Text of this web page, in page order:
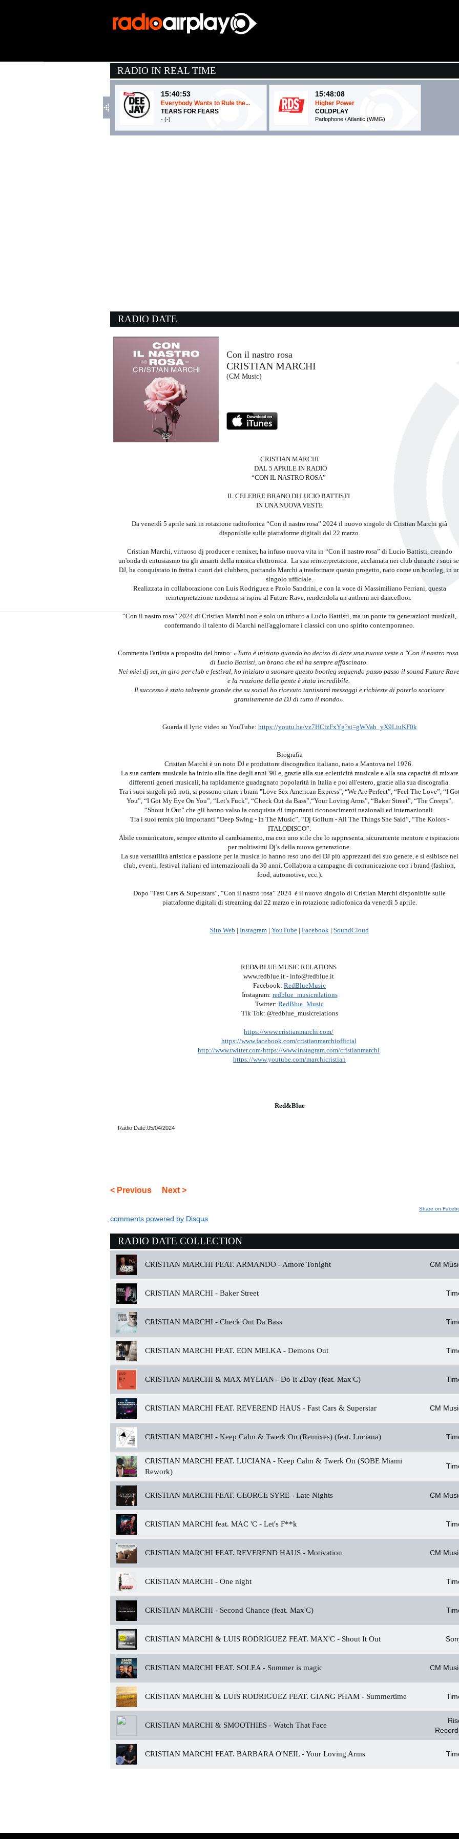
RADIO IN REAL TIME
15:40:53
Everybody Wants to Rule the...
TEARS FOR FEARS
- (-)
15:48:08
Higher Power
COLDPLAY
Parlophone / Atlantic (WMG)
15:48:46
WHO
- (-)
15:46:05
FLAMENCO PARANOIA
SAMURAI JAY
Island Records (UMG)
RADIO DATE
Con il nastro rosa
CRISTIAN MARCHI
(CM Music)
CRISTIAN MARCHI
DAL 5 APRILE IN RADIO
“CON IL NASTRO ROSA”
IL CELEBRE BRANO DI LUCIO BATTISTI
IN UNA NUOVA VESTE
Da venerdì 5 aprile sarà in rotazione radiofonica “Con il nastro rosa” 2024 il nuovo singolo di Cristian Marchi già
disponibile sulle piattaforme digitali dal 22 marzo.
Cristian Marchi, virtuoso dj producer e remixer, ha infuso nuova vita in “Con il nastro rosa” di Lucio Battisti, creando
un'onda di entusiasmo tra gli amanti della musica elettronica. La sua reinterpretazione, acclamata nei club durante i suoi
DJ, ha conquistato in fretta i cuori dei clubbers, portando Marchi a trasformare questo progetto, nato come un bootleg, in
singolo ufficiale.
Realizzata in collaborazione con Luis Rodriguez e Paolo Sandrini, e con la voce di Massimiliano Ferriani, questa
reinterpretazione moderna si ispira al Future Rave, rendendola un anthem nei dancefloor.
“Con il nastro rosa” 2024 di Cristian Marchi non è solo un tributo a Lucio Battisti, ma un ponte tra generazioni musicali,
confermando il talento di Marchi nell'aggiornare i classici con uno spirito contemporaneo.
Commenta l'artista a proposito del brano: «Tutto è iniziato quando ho deciso di dare una nuova veste a "Con il nastro
di Lucio Battisti, un brano che mi ha sempre affascinato.
Nei miei dj set, in giro per club e festival, ho iniziato a suonare questo bootleg seguendo passo passo il sound Future
e la reazione della gente è stata incredibile.
Il successo è stato talmente grande che su social ho ricevuto tantissimi messaggi e richieste di poterlo scaricare
gratuitamente da DJ di tutto il mondo».
Guarda il lyric video su YouTube: https://youtu.be/vz7HCizFxYg?si=gWVab_yX9LiuKF0k
Biografia
Cristian Marchi è un noto DJ e produttore discografico italiano, nato a Mantova nel 1976.
La sua carriera musicale ha inizio alla fine degli anni '90 e, grazie alla sua ecletticità musicale e alla sua capacità di mixare
differenti generi musicali, ha rapidamente guadagnato popolarità in Italia e poi all'estero, grazie alla sua discografia.
Tra i suoi singoli più noti, si possono citare i brani "Love Sex American Express", “We Are Perfect”, “Feel The Love”, “I
You”, “I Got My Eye On You”, “Let’s Fuck”, “Check Out da Bass”,“Your Loving Arms”, “Baker Street”, “The Creeps”,
“Shout It Out” che gli hanno valso la conquista di importanti riconoscimenti nazionali ed internazionali.
Tra i suoi remix più importanti “Deep Swing - In The Music”, “Dj Gollum - All The Things She Said”, “The Kolors -
ITALODISCO”.
Abile comunicatore, sempre attento al cambiamento, ma con uno stile che lo rappresenta, sicuramente mentore e
per moltissimi Dj’s della nuova generazione.
La sua versatilità artistica e passione per la musica lo hanno reso uno dei DJ più apprezzati del suo genere, e si esibisce nei
club, eventi, festival italiani ed internazionali da 30 anni. Collabora a campagne di comunicazione con i brand (fashion,
food, automotive, ecc.).
Dopo “Fast Cars & Superstars”, “Con il nastro rosa” 2024 è il nuovo singolo di Cristian Marchi disponibile sulle
piattaforme digitali di streaming dal 22 marzo e in rotazione radiofonica da venerdì 5 aprile.
Sito Web | Instagram | YouTube | Facebook | SoundCloud
RED&BLUE MUSIC RELATIONS
www.redblue.it - info@redblue.it
Facebook: RedBlueMusic
Instagram: redblue_musicrelations
Twitter: RedBlue_Music
Tik Tok: @redblue_musicrelations
https://www.cristianmarchi.com/
https://www.facebook.com/cristianmarchiofficial
http://www.twitter.com/https://www.instagram.com/cristianmarchi
https://www.youtube.com/marchicristian
Red&Blue
Radio Date:05/04/2024
< Previous Next >
Share on
comments powered by Disqus
RADIO DATE COLLECTION
CRISTIAN MARCHI FEAT. ARMANDO - Amore Tonight CM
CRISTIAN MARCHI - Baker Street
CRISTIAN MARCHI - Check Out Da Bass
CRISTIAN MARCHI FEAT. EON MELKA - Demons Out
CRISTIAN MARCHI & MAX MYLIAN - Do It 2Day (feat. Max'C)
CRISTIAN MARCHI FEAT. REVEREND HAUS - Fast Cars & Superstar CM
CRISTIAN MARCHI - Keep Calm & Twerk On (Remixes) (feat. Luciana)
CRISTIAN MARCHI FEAT. LUCIANA - Keep Calm & Twerk On (SOBE Miami
Rework)
CRISTIAN MARCHI FEAT. GEORGE SYRE - Late Nights CM
CRISTIAN MARCHI feat. MAC 'C - Let's F**k
CRISTIAN MARCHI FEAT. REVEREND HAUS - Motivation CM
CRISTIAN MARCHI - One night
CRISTIAN MARCHI - Second Chance (feat. Max'C)
CRISTIAN MARCHI & LUIS RODRIGUEZ FEAT. MAX'C - Shout It Out
CRISTIAN MARCHI FEAT. SOLEA - Summer is magic CM
CRISTIAN MARCHI & LUIS RODRIGUEZ FEAT. GIANG PHAM - Summertime
CRISTIAN MARCHI & SMOOTHIES - Watch That Face
CRISTIAN MARCHI FEAT. BARBARA O'NEIL -Your Loving Arms